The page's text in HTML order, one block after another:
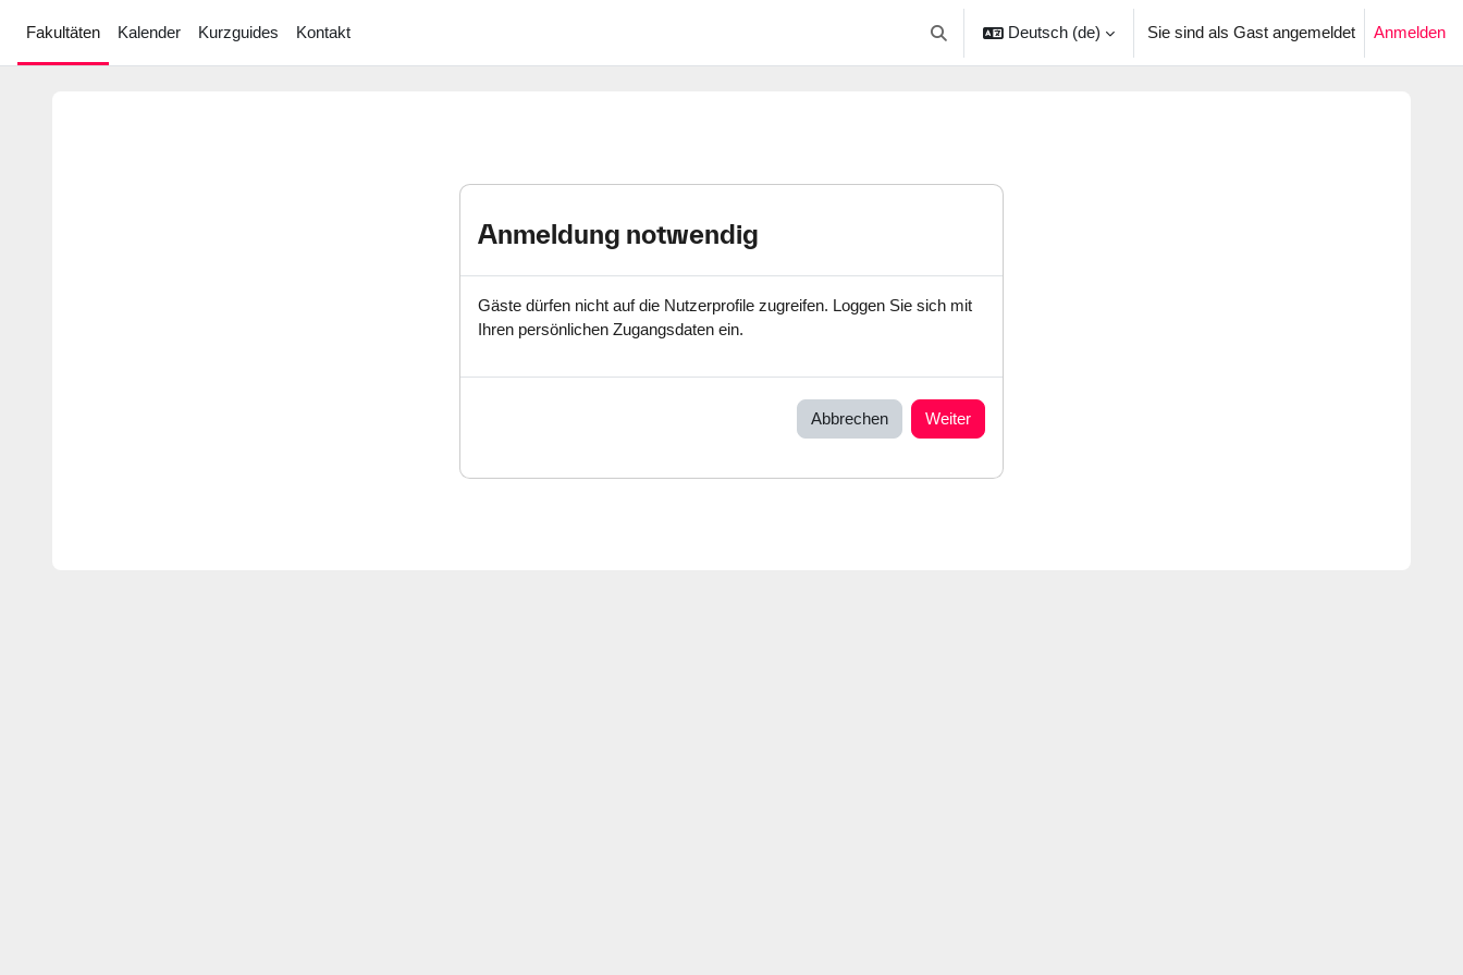
Fakultäten
Kalender Kurzguides Kontakt
Sucheingabe umschalten
Deutsch ‎(de)‎ Sie sind als Gast angemeldet Anmelden
Anmeldung notwendig
Gäste dürfen nicht auf die Nutzerprofile zugreifen. Loggen Sie sich mit
Ihren persönlichen Zugangsdaten ein.
Abbrechen Weiter